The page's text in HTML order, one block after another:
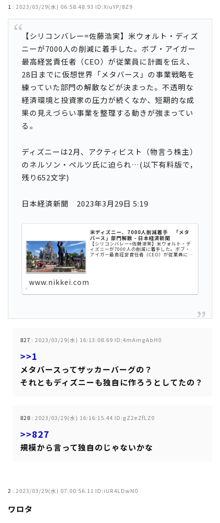
1 : 2023/03/29(水) 06:58:48.93 ID:XiuYP/8Z9
【シリコンバレー=佐藤浩実】米ウォルト・ディズ
ニーが7000人の削減に着手した。ボブ・アイガー
最高経営責任者（CEO）が従業員に計画を伝え、
28日までに仮想世界「メタバース」の事業戦略を
練っていた部門の解散などが決まった。不透明な
経済環境と投資家の圧力が続くなか、短期的な成
果の見えづらい事業を整理する動きが強まってい
る。
ディズニーは2月、アクティビスト（物言う株主）
のネルソン・ペルツ氏に迫られ…(以下有料版で，
残り652文字)
日本経済新聞 2023年3月29日 5:19
米ディズニー、7000人削減着手 「メタ
バース」部門解散 - 日本経済新聞
【シリコンバレー=佐藤浩実】米ウォルト・デ
ィズニーが7000人の削減に着手した。ボブ・
アイガー最高経営責任者（CEO）が従業員に計
www.nikkei.com
827 : 2023/03/29(水) 16:13:08.69 ID:4mAmgAbH0
>>1
メタバースってザッカーバーグの？
それともディズニーも独自に作ろうとしてたの？
828 : 2023/03/29(水) 16:16:15.44 ID:gZ2eZfLZ0
>>827
規模から言って独自のじゃないかな
2 : 2023/03/29(水) 07:00:56.11 ID:iUR4LDwN0
ワロタ